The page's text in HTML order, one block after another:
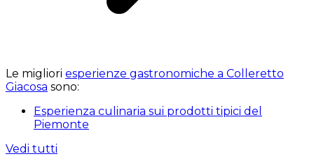
Le migliori esperienze gastronomiche a Colleretto
Giacosa sono:
Esperienza culinaria sui prodotti tipici del
Piemonte
Vedi tutti